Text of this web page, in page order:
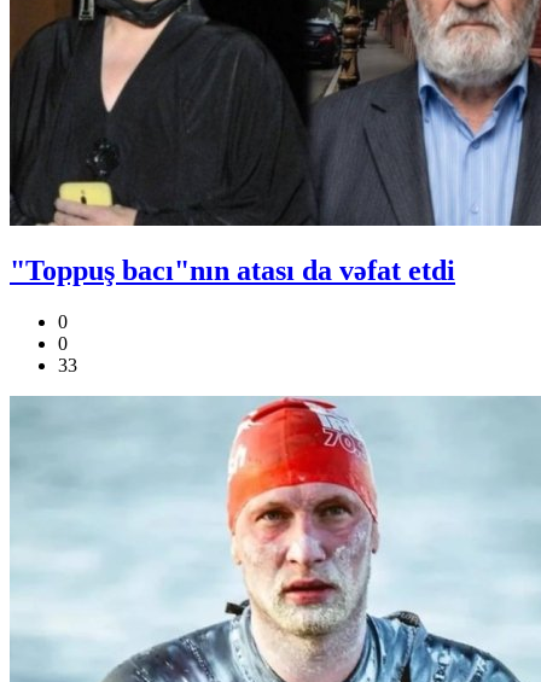
"Toppuş bacı"nın atası da vəfat etdi
0
0
33